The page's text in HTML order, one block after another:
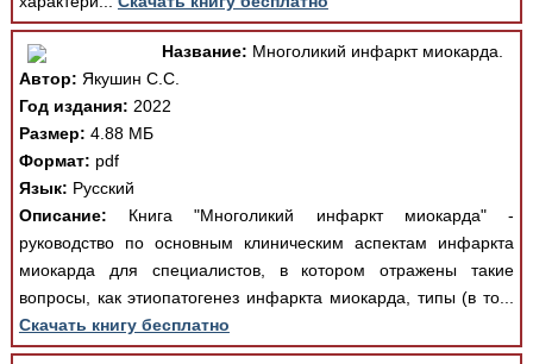
Название: Многоликий инфаркт миокарда.
Автор: Якушин С.С.
Год издания: 2022
Размер: 4.88 МБ
Формат: pdf
Язык: Русский
Описание: Книга "Многоликий инфаркт миокарда" -
руководство по основным клиническим аспектам инфаркта
миокарда для специалистов, в котором отражены такие
вопросы, как этиопатогенез инфаркта миокарда, типы (в то...
Скачать книгу бесплатно